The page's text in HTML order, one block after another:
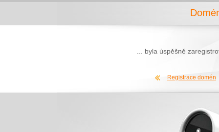
... byla úspěšně
Registrace domén